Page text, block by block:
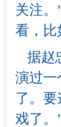
关注
看，比
据赵
演过一
了。
戏了。